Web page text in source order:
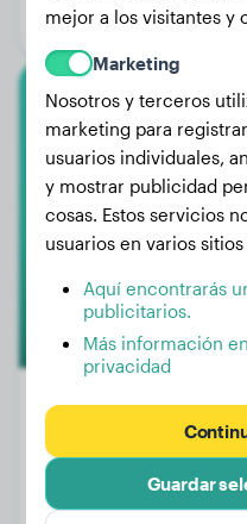
Género:
Peso:
Edad:
mejor a los visitantes y
Marketing
Nosotros y terceros
marketing para
usuarios individuales,
y mostrar publicidad
cosas. Estos servicios
usuarios en varios
Aquí encontrarás
publicitarios.
Más información
privacidad
Guardar